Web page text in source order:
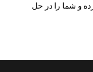
و شما را در حل